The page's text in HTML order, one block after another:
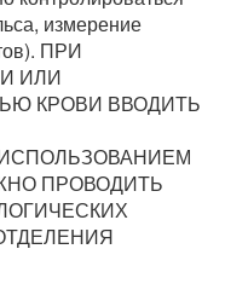
измерение
ПРИ
ИЛИ
КРОВИ ВВОДИТЬ
ПРОВОДИТЬ